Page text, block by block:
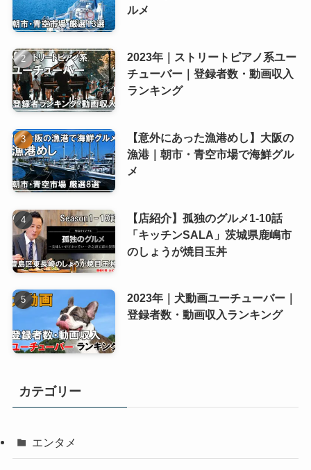
ルメ
2023年｜ストリートピアノ系ユー
チューバー｜登録者数・動画収入
ランキング
【意外にあった漁港めし】大阪の
漁港｜朝市・青空市場で海鮮グル
メ
【店紹介】孤独のグルメ1-10話
「キッチンSALA」茨城県鹿嶋市
のしょうが焼目玉丼
2023年｜犬動画ユーチューバー｜
登録者数・動画収入ランキング
カテゴリー
エンタメ